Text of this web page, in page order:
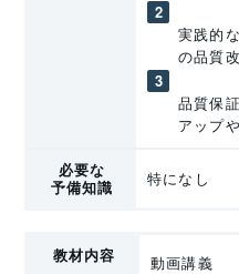
実践的
の品質
品質保
アップ
必要な
予備知識
特になし
教材内容
動画講義